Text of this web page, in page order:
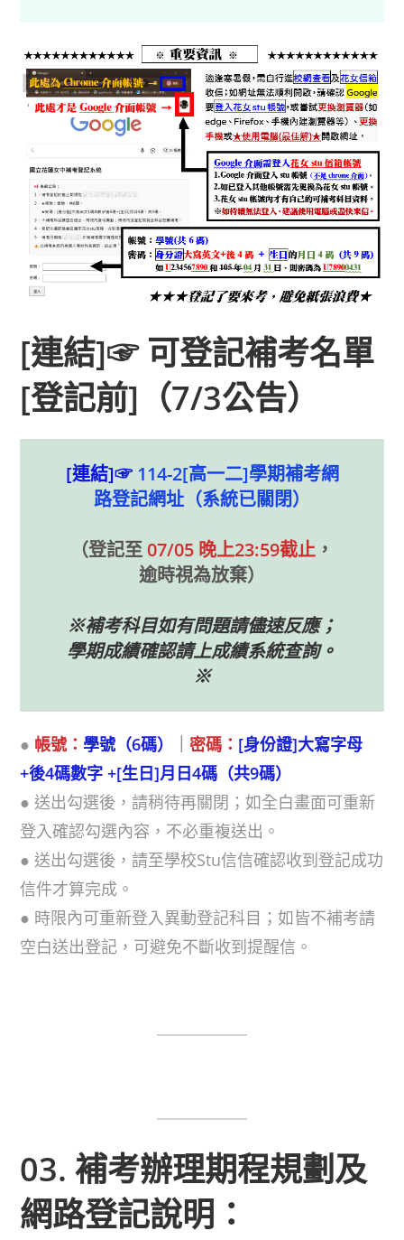
[連結]☞ 可登記補考名單
[登記前]（7/3公告）
[連結]☞ 114-2[高一二]學期補考網
路登記網址（系統已關閉）
（登記至 07/05 晚上23:59截止 ，
逾時視為放棄）
※補考科目如有問題請儘速反應；
學期成績確認請上成績系統查詢。
※
● 帳號： 學號（6碼） ｜密碼： [身份證]大寫字母
+後4碼數字 +[生日]月日4碼（共9碼）
● 送出勾選後，請稍待再關閉；如全白畫面可重新
登入確認勾選內容，不必重複送出。
● 送出勾選後，請至學校Stu信信確認收到登記成功
信件才算完成。
● 時限內可重新登入異動登記科目；如皆不補考請
空白送出登記，可避免不斷收到提醒信。
03. 補考辦理期程規劃及
網路登記說明：